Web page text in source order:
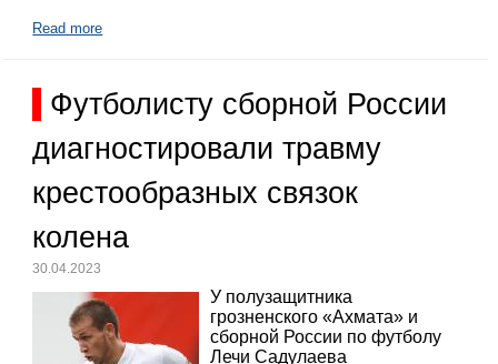
Read more
Футболисту сборной России
диагностировали травму
крестообразных связок
колена
30.04.2023
У полузащитника
грозненского «Ахмата» и
сборной России по футболу
Лечи Садулаева